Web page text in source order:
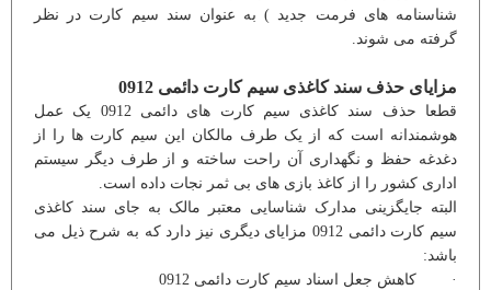
شناسنامه های فرمت جدید ) به عنوان سند سیم کارت در نظر
گرفته می شوند.
مزایای حذف سند کاغذی سیم کارت دائمی 0912
قطعا حذف سند کاغذی سیم کارت های دائمی 0912 یک عمل
هوشمندانه است که از یک طرف مالکان این سیم کارت ها را از
دغدغه حفظ و نگهداری آن راحت ساخته و از طرف دیگر سیستم
اداری کشور را از کاغذ بازی های بی ثمر نجات داده است.
البته جایگزینی مدارک شناسایی معتبر مالک به جای سند کاغذی
سیم کارت دائمی 0912 مزایای دیگری نیز دارد که به شرح ذیل می
باشد:
· کاهش جعل اسناد سیم کارت دائمی 0912